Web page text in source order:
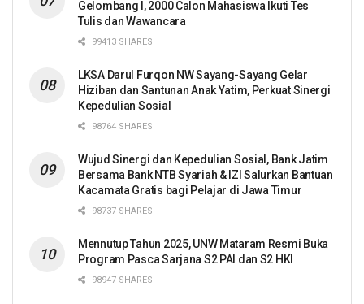
Gelombang I, 2000 Calon Mahasiswa Ikuti Tes
Tulis dan Wawancara
99413 SHARES
LKSA Darul Furqon NW Sayang-Sayang Gelar
Hiziban dan Santunan Anak Yatim, Perkuat Sinergi
Kepedulian Sosial
98764 SHARES
Wujud Sinergi dan Kepedulian Sosial, Bank Jatim
Bersama Bank NTB Syariah & IZI Salurkan Bantuan
Kacamata Gratis bagi Pelajar di Jawa Timur
98737 SHARES
Mennutup Tahun 2025, UNW Mataram Resmi Buka
Program Pasca Sarjana S2 PAI dan S2 HKI
98947 SHARES